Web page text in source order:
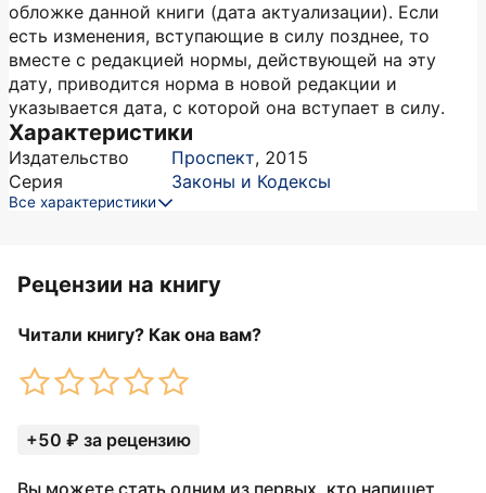
обложке данной книги (дата актуализации). Если
есть изменения, вступающие в силу позднее, то
вместе с редакцией нормы, действующей на эту
дату, приводится норма в новой редакции и
указывается дата, с которой она вступает в силу.
Характеристики
Издательство Проспект, 2015
Серия
Законы и Кодексы
Все характеристики
Рецензии на книгу
Читали книгу? Как она вам?
+50 ₽ за рецензию
Вы можете стать одним из первых, кто напишет